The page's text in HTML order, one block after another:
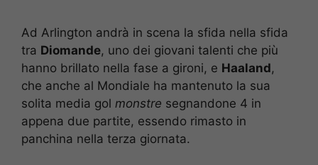
Ad Arlington andrà in scena la sfida nella sfida
tra Diomande, uno dei giovani talenti che più
hanno brillato nella fase a gironi, e Haaland,
che anche al Mondiale ha mantenuto la sua
solita media gol monstre segnandone 4 in
appena due partite, essendo rimasto in
panchina nella terza giornata.